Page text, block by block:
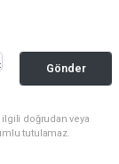
Gönder
ilgili doğrudan veya
tutulamaz.